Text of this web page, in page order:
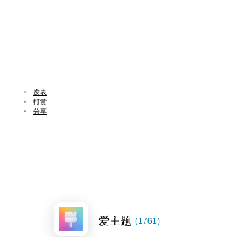
发表
打赏
分享
爱主题 (1761)